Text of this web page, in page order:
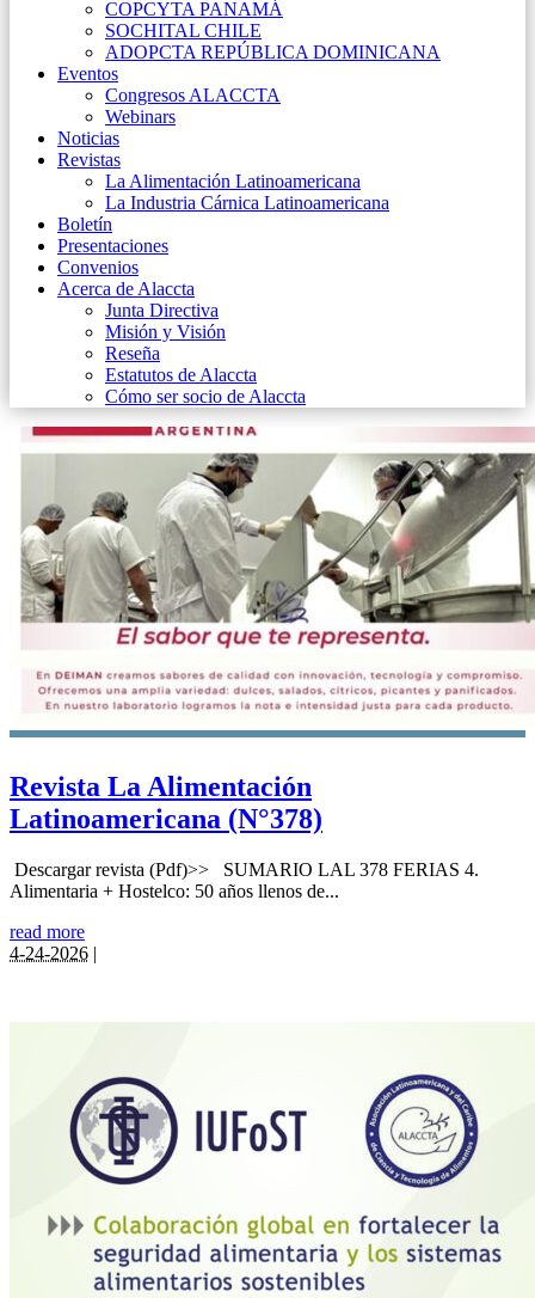
COPCYTA PANAMÁ
SOCHITAL CHILE
ADOPCTA REPÚBLICA DOMINICANA
Eventos
Congresos ALACCTA
Webinars
Noticias
Revistas
La Alimentación Latinoamericana
La Industria Cárnica Latinoamericana
Boletín
Presentaciones
Convenios
Acerca de Alaccta
Junta Directiva
Misión y Visión
Reseña
Estatutos de Alaccta
Cómo ser socio de Alaccta
Revista La Alimentación
Latinoamericana (N°378)
Descargar revista (Pdf)>> SUMARIO LAL 378 FERIAS 4.
Alimentaria + Hostelco: 50 años llenos de...
read more
4-24-2026 |